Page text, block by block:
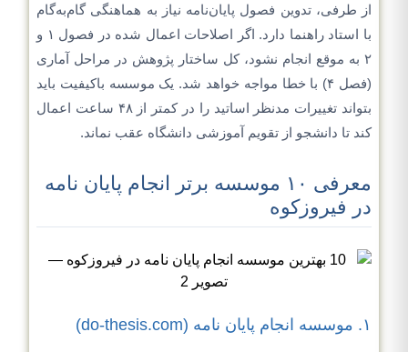
از طرفی، تدوین فصول پایان‌نامه نیاز به هماهنگی گام‌به‌گام
با استاد راهنما دارد. اگر اصلاحات اعمال شده در فصول ۱ و
۲ به موقع انجام نشود، کل ساختار پژوهش در مراحل آماری
(فصل ۴) با خطا مواجه خواهد شد. یک موسسه باکیفیت باید
بتواند تغییرات مدنظر اساتید را در کمتر از ۴۸ ساعت اعمال
کند تا دانشجو از تقویم آموزشی دانشگاه عقب نماند.
معرفی ۱۰ موسسه برتر انجام پایان نامه
در فیروزکوه
۱. موسسه انجام پایان نامه (do-thesis.com)